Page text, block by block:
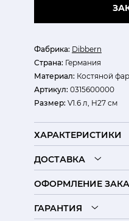
Фабрика: Dibbern
Страна: Германия
Материал: Костяной
Артикул: 0315600000
Размер: V1.6 л, H27 см
ХАРАКТЕРИСТИКИ
ДОСТАВКА
ОФОРМЛЕНИЕ
ГАРАНТИЯ